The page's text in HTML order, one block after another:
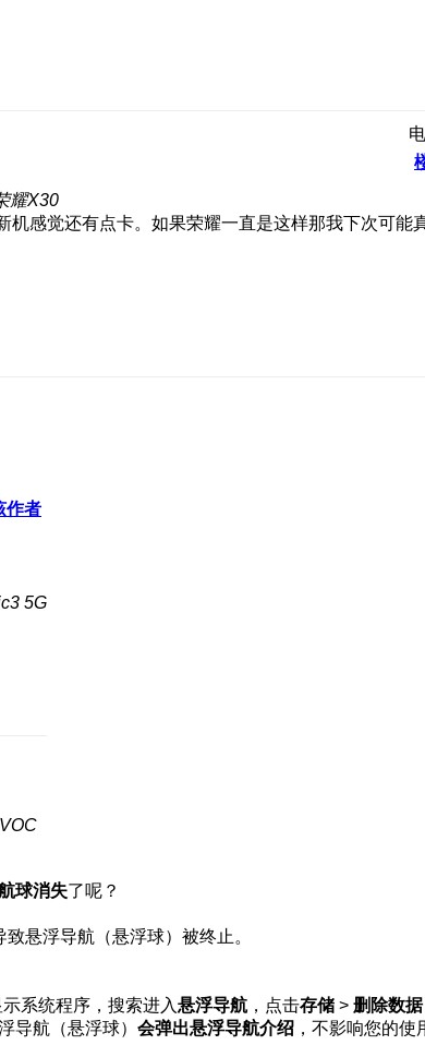
耀X30
感觉还有点卡。如果荣耀一直是这样那我下次可能
作者
5G
球消失了呢？
致悬浮导航（悬浮球）被终止。
示系统程序，搜索进入悬浮导航 ，点击存储 > 删除数据
导航（悬浮球） 会弹出悬浮导航介绍 ，不影响您的使